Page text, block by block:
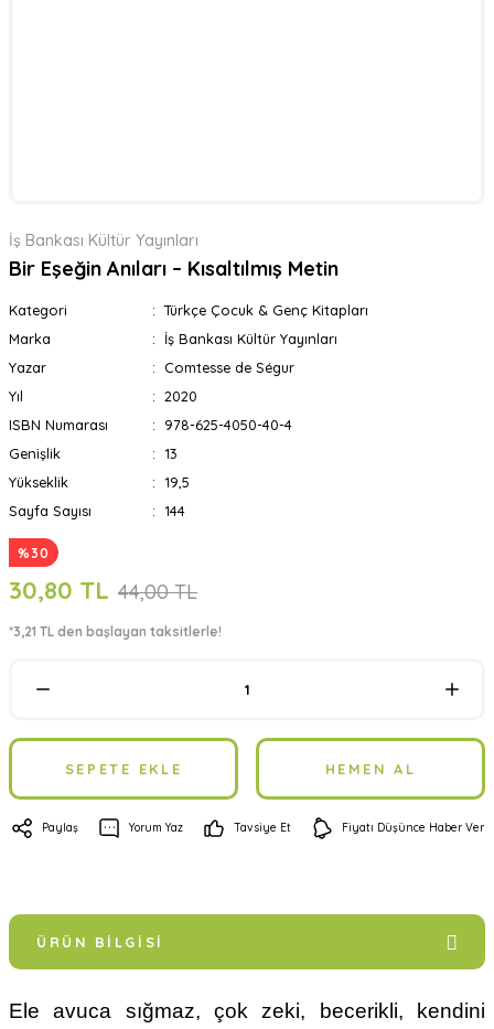
İş Bankası Kültür Yayınları
Bir Eşeğin Anıları – Kısaltılmış Metin
Kategori
Türkçe Çocuk & Genç Kitapları
Marka
İş Bankası Kültür Yayınları
Yazar
Comtesse de Ségur
Yıl
2020
ISBN Numarası
978-625-4050-40-4
Genişlik
13
Yükseklik
19,5
Sayfa Sayısı
144
%30
30,80 TL 44,00 TL
*3,21 TL den başlayan taksitlerle!
SEPETE EKLE HEMEN AL
Paylaş Yorum Yaz Tavsiye Et Fiyatı Düşünce Haber Ver
ÜRÜN BILGISI
Ele avuca sığmaz, çok zeki, becerikli, kendini